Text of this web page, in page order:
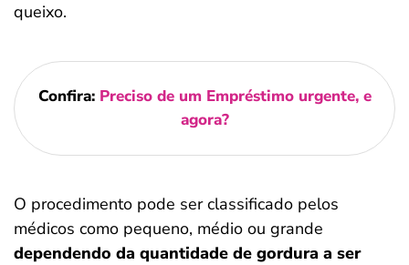
queixo.
Confira:Preciso de um Empréstimo urgente, e
agora?
O procedimento pode ser classificado pelos
médicos como pequeno, médio ou grande
dependendo da quantidade de gordura a ser